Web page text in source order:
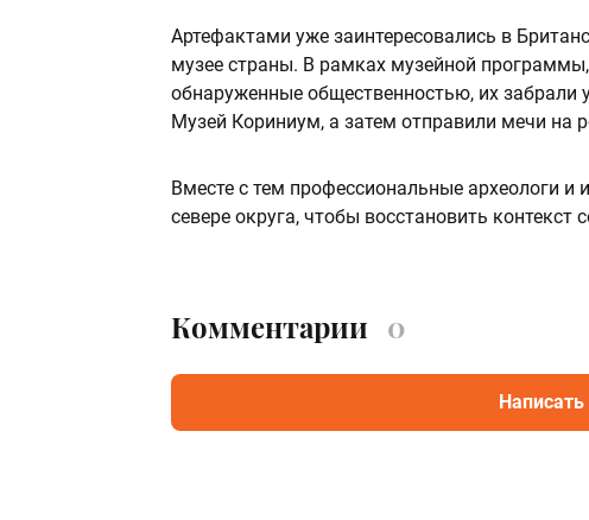
Артефактами уже заинтересовались в
музее страны. В рамках музейной
обнаруженные общественностью, их забрали
Музей Кориниум, а затем отправили мечи на
Вместе с тем профессиональные археологи
севере округа, чтобы восстановить
Комментарии 0